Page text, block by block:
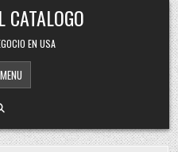
CATALOGO
EN USA
MENU